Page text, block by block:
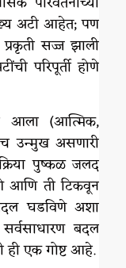
अटी आहेत; पण
सज्ज झाली
परिपूर्ती होणे
आला (आत्मिक,
उन्मुख असणारी
पुष्कळ जलद
आणि ती टिकवून
घडविणे अशा
बदल
ही एक गोष्ट आहे.